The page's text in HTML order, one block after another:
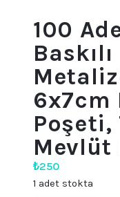
100
Baskılı
6x7cm
Poşeti,
Mevlüt
₺250
1 adet stokta